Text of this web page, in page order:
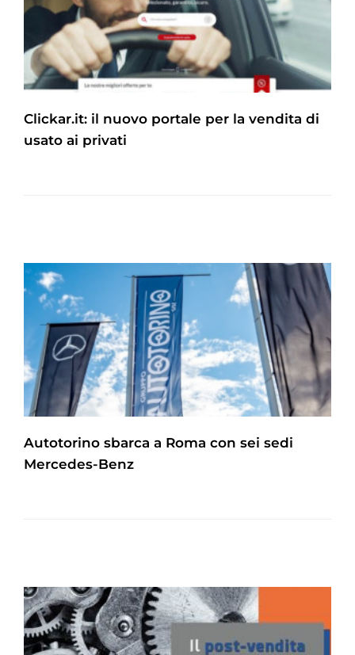
Clickar.it: il nuovo portale per la vendita di
usato ai privati
Autotorino sbarca a Roma con sei sedi
Mercedes-Benz